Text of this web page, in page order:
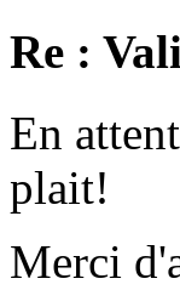
Re :
En
plait!
Merci